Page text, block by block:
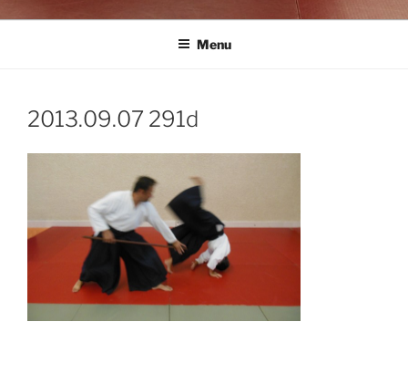
Menu
2013.09.07 291d